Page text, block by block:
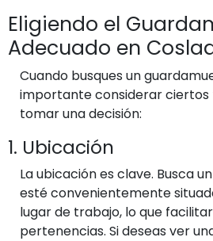
Eligiendo el
Adecuado en
Cuando busques un
importante considerar
tomar una decisión:
1. Ubicación
La ubicación es clave. Busca
esté convenientemente
lugar de trabajo, lo que
pertenencias. Si deseas ver